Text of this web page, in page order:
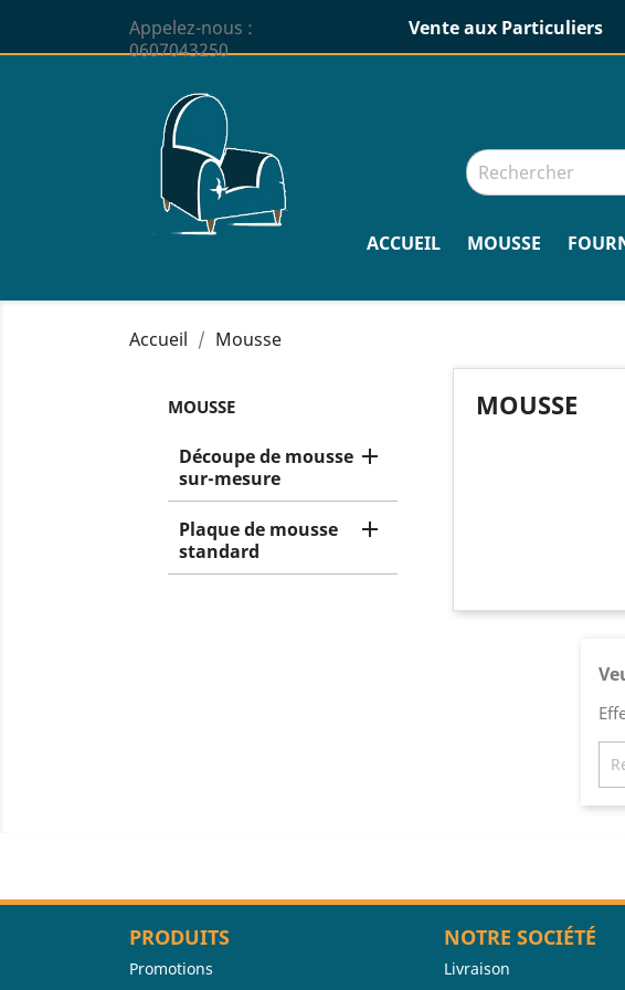
Appelez-nous :
0607043250
Vente aux Particuliers
ACCUEIL MOUSSE
Accueil Mousse
MOUSSE
Découpe de mousse
sur-mesure

Plaque de mousse
standard

MOUSSE
PRODUITS
Promotions
NOTRE SOCIÉTÉ
Livraison